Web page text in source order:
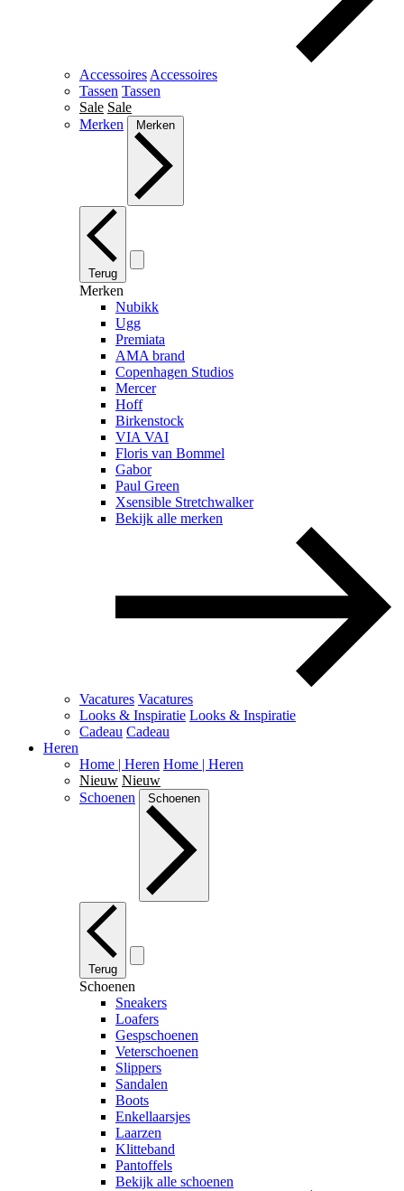
Accessoires Accessoires
Tassen Tassen
Sale Sale
Merken
Merken
Terug
Merken
Nubikk
Ugg
Premiata
AMA brand
Copenhagen Studios
Mercer
Hoff
Birkenstock
VIA VAI
Floris van Bommel
Gabor
Paul Green
Xsensible Stretchwalker
Bekijk alle merken
Vacatures Vacatures
Looks & Inspiratie Looks & Inspiratie
Cadeau Cadeau
Heren
Home | Heren Home | Heren
Nieuw Nieuw
Schoenen
Schoenen
Terug
Schoenen
Sneakers
Loafers
Gespschoenen
Veterschoenen
Slippers
Sandalen
Boots
Enkellaarsjes
Laarzen
Klitteband
Pantoffels
Bekijk alle schoenen